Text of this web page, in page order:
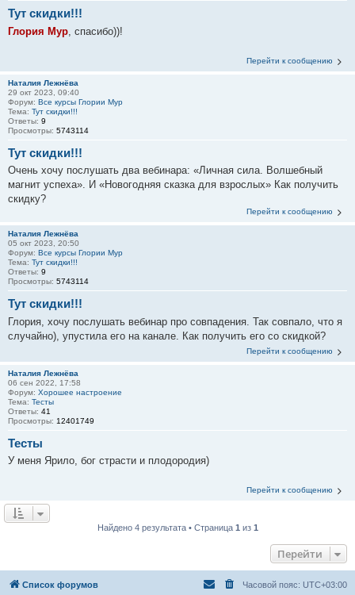
Тут скидки!!!
Глория Мур , спасибо))!
Перейти к сообщению
Наталия Лежнёва
29 окт 2023, 09:40
Форум: Все курсы Глории Мур
Тема: Тут скидки!!!
Ответы: 9
Просмотры: 5743114
Тут скидки!!!
Очень хочу послушать два вебинара: «Личная сила. Волшебный
магнит успеха». И «Новогодняя сказка для взрослых» Как получить
скидку?
Перейти к сообщению
Наталия Лежнёва
05 окт 2023, 20:50
Форум: Все курсы Глории Мур
Тема: Тут скидки!!!
Ответы: 9
Просмотры: 5743114
Тут скидки!!!
Глория, хочу послушать вебинар про совпадения. Так совпало, что я
случайно), упустила его на канале. Как получить его со скидкой?
Перейти к сообщению
Наталия Лежнёва
06 сен 2022, 17:58
Форум: Хорошее настроение
Тема: Тесты
Ответы: 41
Просмотры: 12401749
Тесты
У меня Ярило, бог страсти и плодородия)
Перейти к сообщению
Найдено 4 результата • Страница 1 из 1
Перейти
Список форумов Часовой пояс: UTC+03:00